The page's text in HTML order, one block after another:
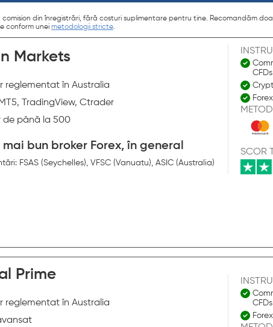
din înregistrări, fără costuri suplimentare pentru tine. Recomandăm
conform unei metodologii stricte.
Markets
reglementat în Australia
TradingView, Ctrader
de până la 500
mai bun broker Forex, în general
FSAS (Seychelles), VFSC (Vanuatu), ASIC (Australia)
CFDs
SCOR
Prime
reglementat în Australia
CFDs